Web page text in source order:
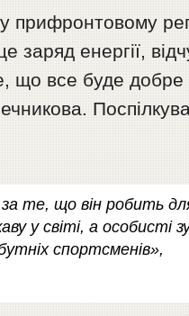
прифронтовому
заряд енергії,
що все буде
те, що він робить
у світі, а особисті
спортсменів»,